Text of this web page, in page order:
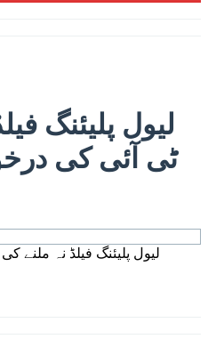
لیول پلیئنگ
ٹی آئی کی
لیول پلیئنگ فیلڈ نہ ملنے